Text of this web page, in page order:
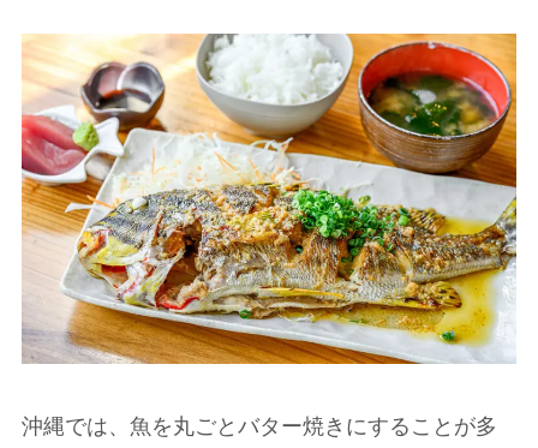
沖縄では、魚を丸ごとバター焼きにすることが多